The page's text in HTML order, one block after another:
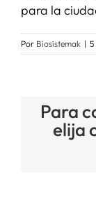
para la
Por Biosistemak | 5
Para
elija